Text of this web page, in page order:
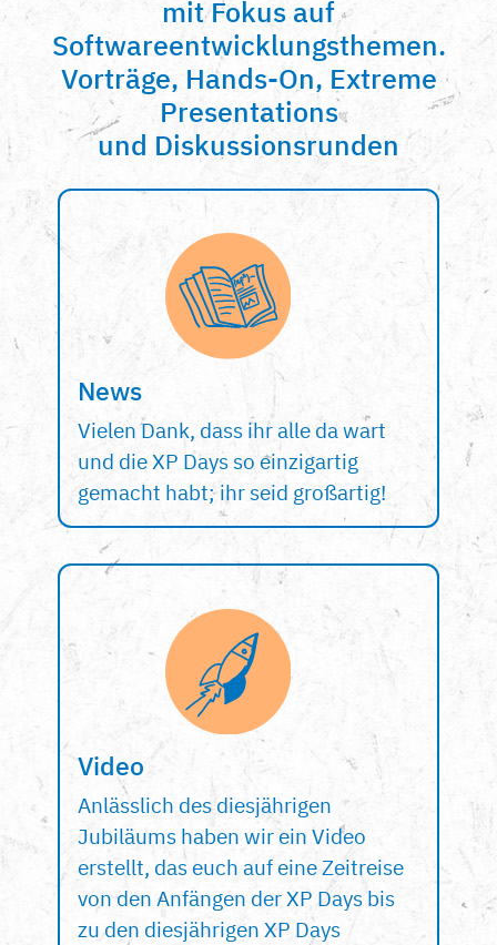
mit Fokus auf
Softwareentwicklungsthemen.
Vorträge, Hands-On, Extreme
Presentations
und Diskussionsrunden
News
Vielen Dank, dass ihr alle da wart
und die XP Days so einzigartig
gemacht habt; ihr seid großartig!
Video
Anlässlich des diesjährigen
Jubiläums haben wir ein Video
erstellt, das euch auf eine Zeitreise
von den Anfängen der XP Days bis
zu den diesjährigen XP Days